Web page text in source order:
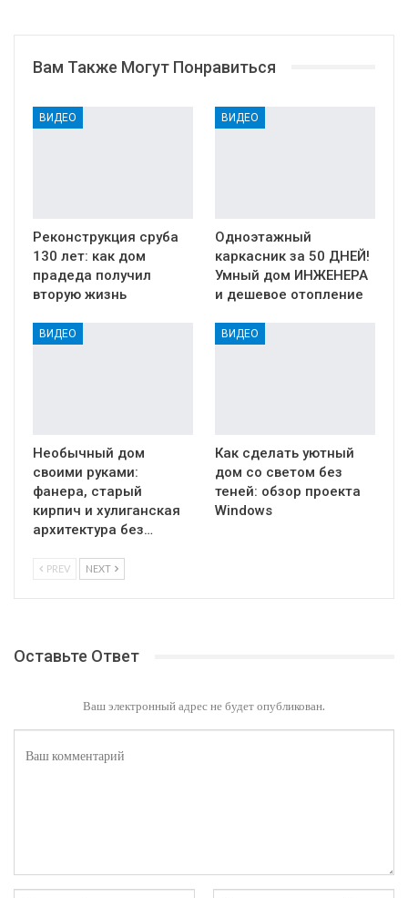
Вам Также Могут Понравиться
ВИДЕО
Реконструкция сруба
130 лет: как дом
прадеда получил
вторую жизнь
ВИДЕО
Одноэтажный
каркасник за 50 ДНЕЙ!
Умный дом ИНЖЕНЕРА
и дешевое отопление
ВИДЕО
Необычный дом
своими руками:
фанера, старый
кирпич и хулиганская
архитектура без…
ВИДЕО
Как сделать уютный
дом со светом без
теней: обзор проекта
Windows
PREV NEXT
Оставьте Ответ
Ваш электронный адрес не будет опубликован.